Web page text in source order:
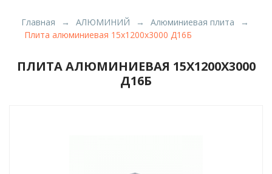
Главная АЛЮМИНИЙ
Алюминиевая плита
Плита алюминиевая 15х1200х3000 Д16Б
ПЛИТА АЛЮМИНИЕВАЯ 15Х1200Х3000
Д16Б